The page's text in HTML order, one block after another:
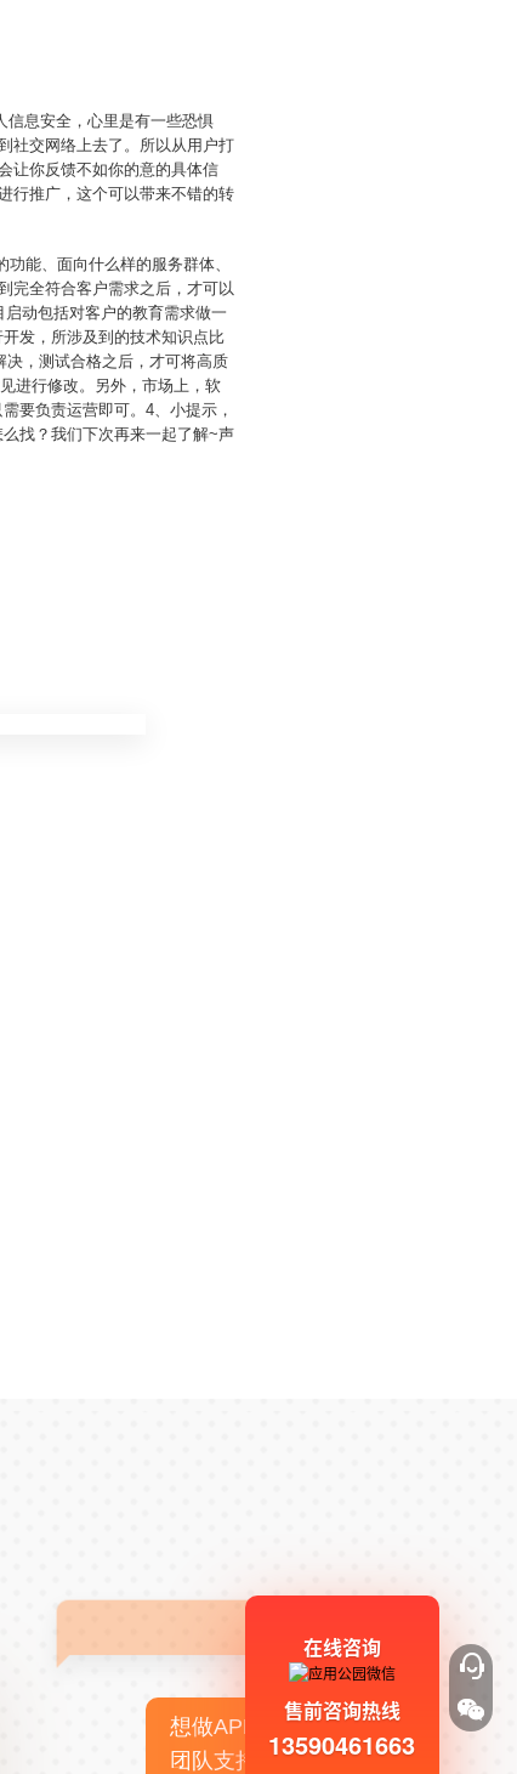
信息安全，心里是有一些恐惧
社交网络上去了。所以从用户打
让你反馈不如你的意的具体信
行推广，这个可以带来不错的转
能、面向什么样的服务群体、
完全符合客户需求之后，才可以
动包括对客户的教育需求做一
发，所涉及到的技术知识点比
，测试合格之后，才可将高质
进行修改。另外，市场上，软
要负责运营即可。4、小提示，
找？我们下次再来一起了解~声
想做APP，但没有技术
团队支持
在线咨询
售前咨询热线
13590461663